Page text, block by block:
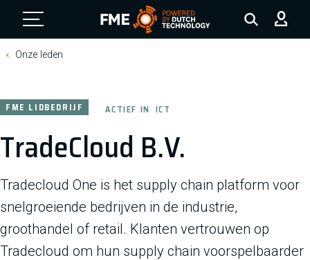
FME Logo, to the homepage
Onze leden
TradeCloud B.V.
FME LIDBEDRIJF ACTIEF IN ICT
Tradecloud One is het supply chain platform voor
snelgroeiende bedrijven in de industrie,
groothandel of retail. Klanten vertrouwen op
Tradecloud om hun supply chain voorspelbaarder